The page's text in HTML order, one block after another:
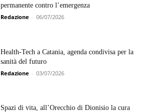
permanente contro l’emergenza
Redazione - 06/07/2026
Health-Tech a Catania, agenda condivisa per la
sanità del futuro
Redazione - 03/07/2026
Spazi di vita, all’Orecchio di Dionisio la cura